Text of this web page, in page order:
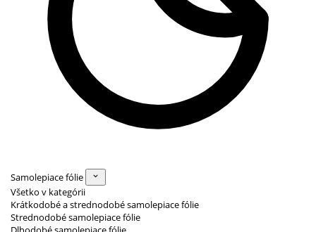
Samolepiace fólie
Všetko v kategórii
Krátkodobé a strednodobé samolepiace fólie
Strednodobé samolepiace fólie